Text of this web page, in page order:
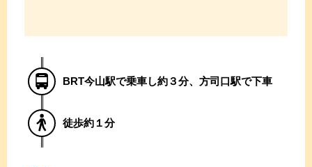
BRT今山駅で乗車し約３分、方司口駅で下車
徒歩約１分